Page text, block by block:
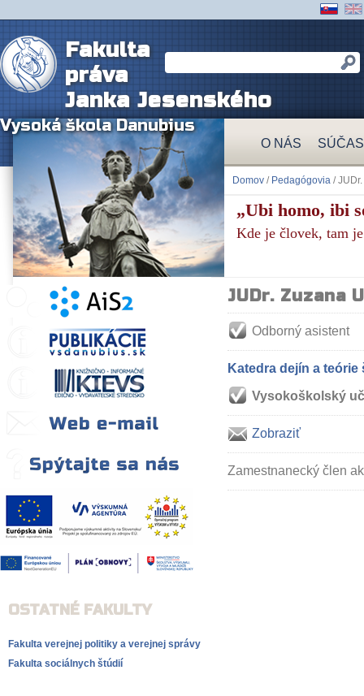
Fakulta
práva
Janka Jesenského
Vysoká škola Danubius
O NÁS
Domov / Pedagógovia /
„Ubi homo, ibi
Kde je človek, tam
OSTATNÉ FAKULTY
Fakulta verejnej politiky a verejnej správy
Fakulta sociálnych štúdií
JUDr. Zuzana
Odborný asistent
Katedra dejín a teórie
Vysokoškolský
Zobraziť
Zamestnanecký člen